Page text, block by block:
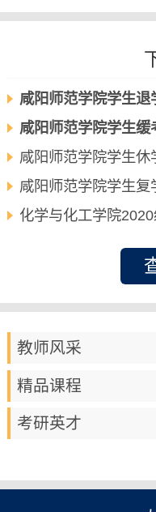
咸阳师范学院学生退
咸阳师范学院学生缓
咸阳师范学院学生休
咸阳师范学院学生复
化学与化工学院
教师风采
精品课程
考研英才